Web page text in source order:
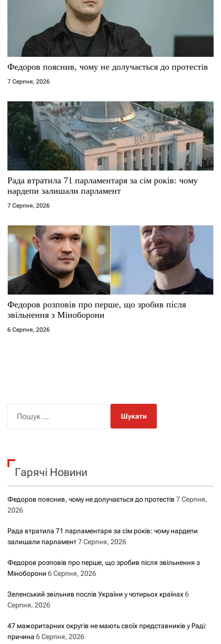
Федоров пояснив, чому не долучається до протестів
7 Серпня, 2026
Рада втратила 71 парламентаря за сім років: чому
нардепи залишали парламент
7 Серпня, 2026
Федоров розповів про перше, що зробив після
звільнення з Міноборони
6 Серпня, 2026
к
Гарячі Новини
Федоров пояснив, чому не долучається до протестів 7 Серпня,
2026
Рада втратила 71 парламентаря за сім років: чому нардепи
залишали парламент7 Серпня, 2026
Федоров розповів про перше, що зробив після звільнення з
Міноборони 6 Серпня, 2026
Зеленський звільнив послів України у чотирьох країнах 6
Серпня, 2026
47 мажоритарних округів не мають своїх представників у Раді:
причина 6 Серпня, 2026